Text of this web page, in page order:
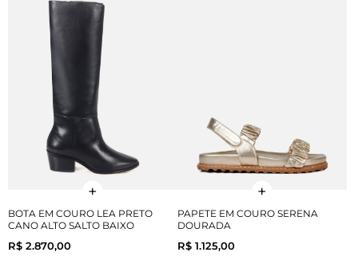
BOTA EM COURO LEA PRETO
CANO ALTO SALTO BAIXO
R$ 2.870,00
PAPETE EM COURO SERENA
DOURADA
R$ 1.125,00